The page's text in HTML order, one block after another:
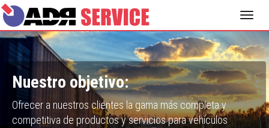
Nuestro objetivo:
Ofrecer a nuestros clientes la gama más completa y
competitiva de productos y servicios para vehículos